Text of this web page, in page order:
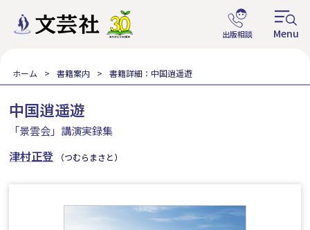
ホーム 書籍案内 書籍詳細：中国逍遥遊
中国逍遥遊
「景雲会」講演実録集
津村正登 （つむらまさと）